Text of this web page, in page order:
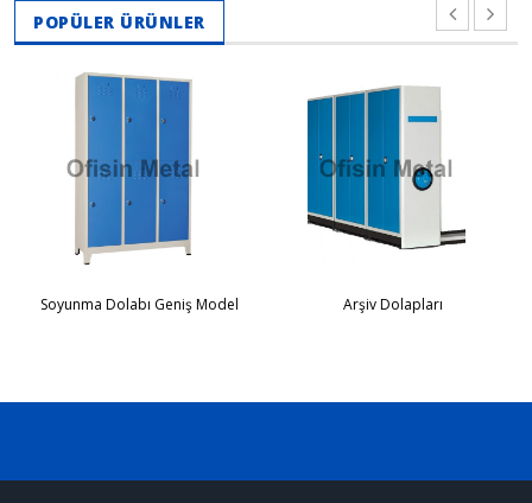
POPÜLER ÜRÜNLER
Soyunma Dolabı Geniş Model Arşiv Dolapları